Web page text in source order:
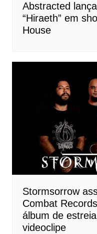
Abstracted
“Hiraeth” em
House
Stormsorrow
Combat
álbum de
videoclipe